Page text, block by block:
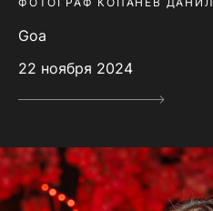
Goa
22 ноября 2024